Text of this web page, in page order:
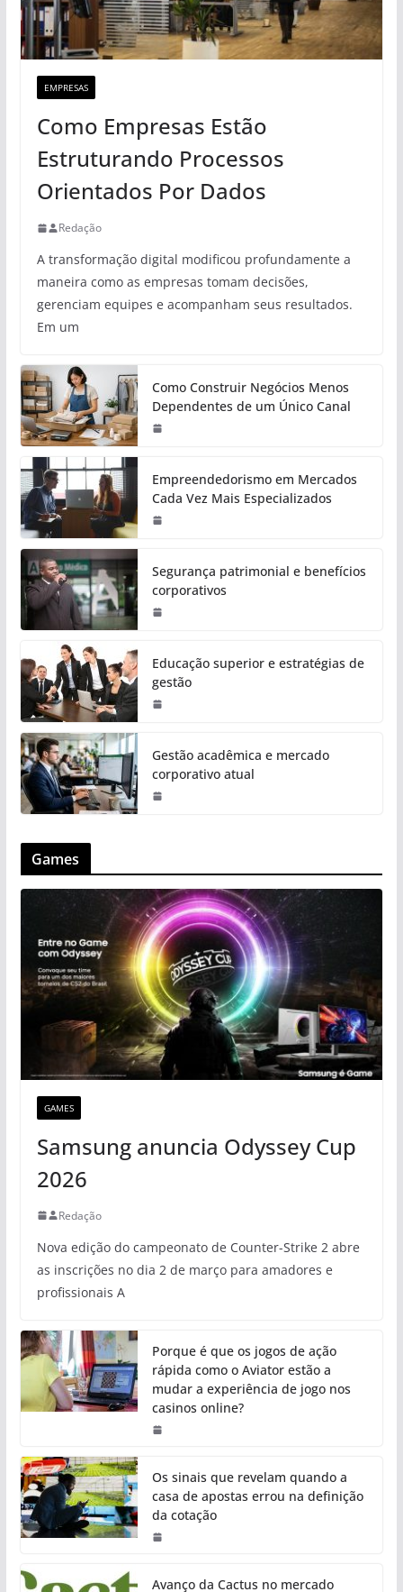
EMPRESAS
Como Empresas Estão
Estruturando Processos
Orientados Por Dados
Redação
A transformação digital modificou profundamente a
maneira como as empresas tomam decisões,
gerenciam equipes e acompanham seus resultados.
Em um
Como Construir Negócios Menos
Dependentes de um Único Canal
Empreendedorismo em Mercados
Cada Vez Mais Especializados
Segurança patrimonial e benefícios
corporativos
Educação superior e estratégias de
gestão
Gestão acadêmica e mercado
corporativo atual
Games
GAMES
Samsung anuncia Odyssey Cup
2026
Redação
Nova edição do campeonato de Counter-Strike 2 abre
as inscrições no dia 2 de março para amadores e
profissionais A
Porque é que os jogos de ação
rápida como o Aviator estão a
mudar a experiência de jogo nos
casinos online?
Os sinais que revelam quando a
casa de apostas errou na definição
da cotação
Avanço da Cactus no mercado